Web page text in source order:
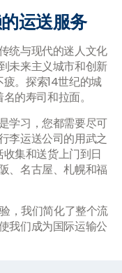
运送服务
统与现代的迷人文化
未来主义城市和创新
。探索14世纪的城
的寿司和拉面。
学习，您都需要尽可
李运送公司的用武之
集和送货上门到日
、名古屋、札幌和福
，我们简化了整个流
我们成为国际运输公